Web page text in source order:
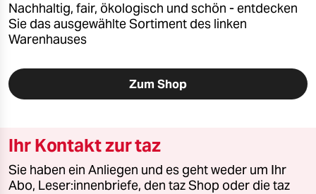
Nachhaltig, fair, ökologisch und schön - entdecken
Sie das ausgewählte Sortiment des linken
Warenhauses
Zum Shop
Ihr Kontakt zur taz
Sie haben ein Anliegen und es geht weder um Ihr
Abo, Leser:innenbriefe, den taz Shop oder die taz